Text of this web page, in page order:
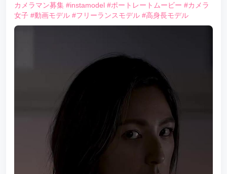
カメラマン募集 #instamodel #ポートレートムービー #カメラ
女子 #動画モデル #フリーランスモデル #高身長モデル